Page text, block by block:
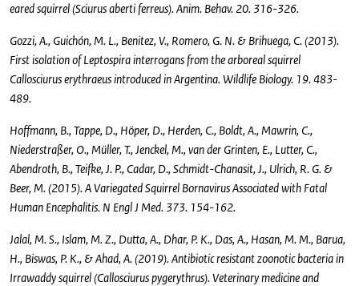
eared squirrel (Sciurus aberti ferreus). Anim. Behav. 20. 316-326.
Gozzi, A., Guichón, M. L., Benitez, V., Romero, G. N. & Brihuega, C. (2013).
First isolation of Leptospira interrogans from the arboreal squirrel
Callosciurus erythraeus introduced in Argentina. Wildlife Biology. 19. 483-
489.
Hoffmann, B., Tappe, D., Höper, D., Herden, C., Boldt, A., Mawrin, C.,
Niederstraßer, O., Müller, T., Jenckel, M., van der Grinten, E., Lutter, C.,
Abendroth, B., Teifke, J. P., Cadar, D., Schmidt-Chanasit, J., Ulrich, R. G. &
Beer, M. (2015). A Variegated Squirrel Bornavirus Associated with Fatal
Human Encephalitis. N Engl J Med. 373. 154-162.
Jalal, M. S., Islam, M. Z., Dutta, A., Dhar, P. K., Das, A., Hasan, M. M., Barua,
H., Biswas, P. K., & Ahad, A. (2019). Antibiotic resistant zoonotic bacteria in
Irrawaddy squirrel (Callosciurus pygerythrus). Veterinary medicine and